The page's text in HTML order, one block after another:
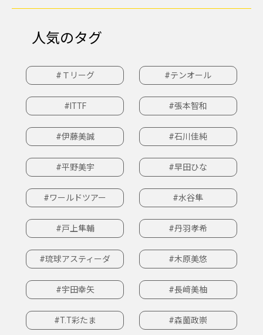
人気のタグ
#Ｔリーグ #テンオール
#ITTF #張本智和
#伊藤美誠 #石川佳純
#平野美宇 #早田ひな
#ワールドツアー #水谷隼
#戸上隼輔 #丹羽孝希
#琉球アスティーダ #木原美悠
#宇田幸矢 #長﨑美柚
#T.T彩たま #森薗政崇